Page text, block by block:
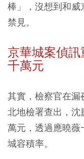
棒」，沒想到和威
禁見。
京華城案偵
千萬元
其實，檢察官在漏
北地檢署查出，
萬元，透過應曉薇
城容積率。